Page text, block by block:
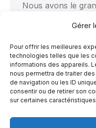
Gérer
Pour offrir les meilleures
technologies telles que les
informations des appareils.
nous permettra de traiter
de navigation ou les ID
consentir ou de retirer son
sur certaines
Nous avons le
exotiques 100 %
écoresponsable,
en notre faveur
prochain !
Le «
économique (19-21
fruits de…